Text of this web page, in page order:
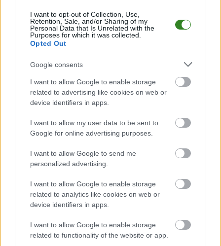
I want to opt-out of Collection, Use,
Retention, Sale, and/or Sharing of my
Personal Data that Is Unrelated with the
Purposes for which it was collected.
Opted Out
Google consents
I want to allow Google to enable storage
related to advertising like cookies on web or
device identifiers in apps.
I want to allow my user data to be sent to
Google for online advertising purposes.
I want to allow Google to send me
personalized advertising.
I want to allow Google to enable storage
related to analytics like cookies on web or
device identifiers in apps.
I want to allow Google to enable storage
related to functionality of the website or app.
wyszli nastawieni odważnie i ofensywnie do starcia z liderem ...
Czytaj więcej
Błękitni Ropczyce
pokonali Czarnych
Trześń! Skromne
Victorii
2022-10-12 12:14
Błękitni Ropczyce wygrali u siebie z Czarnymi Trześń w
najciekawszym meczu 10. kolejki dębickiej klasy okręgowej.
MKS Błękitni Ropczyce &ndash; Czarni Trześń W starciu dwóch
spadkowiczów lepszy okazał się lider z Ropczyc. Podopieczni
trenera Rafała Rudnego wygrali dziesiąty mecz ...
Błękitni Siedlanka - wszystkie powiązane newsy